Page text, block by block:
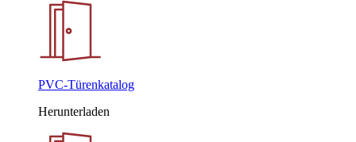
PVC-Türenkatalog
Herunterladen